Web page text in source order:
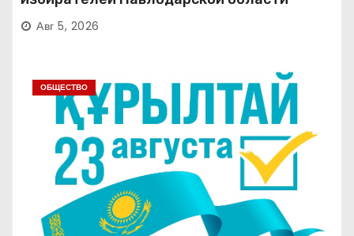
Авг 5, 2026
ОБЩЕСТВО